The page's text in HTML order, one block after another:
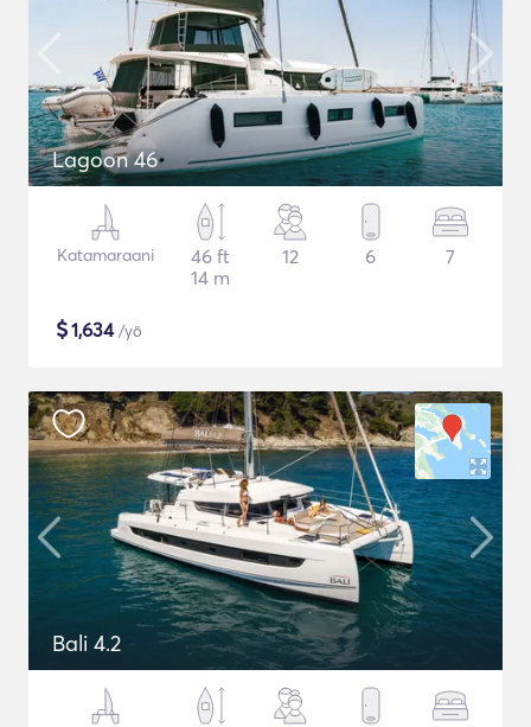
Lagoon 46
Katamaraani
46 ft
14 m
12 6 7
$1,634/yö
Bali 4.2